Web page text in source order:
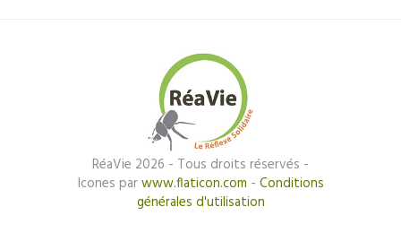
RéaVie 2026 - Tous droits réservés -
Icones parwww.flaticon.com - Conditions
générales d'utilisation